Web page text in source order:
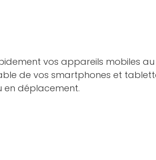
vos appareils mobiles
de vos smartphones et
en déplacement.